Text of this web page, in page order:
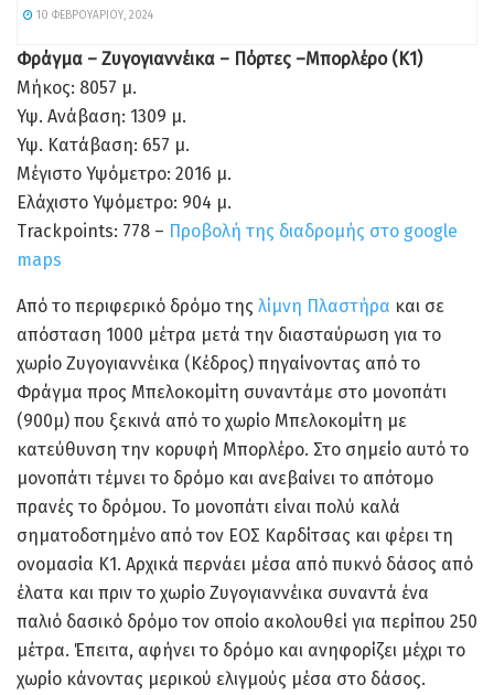
10 ΦΕΒΡΟΥΑΡΊΟΥ, 2024
Φράγμα – Ζυγογιαννέικα – Πόρτες –Μπορλέρο (Κ1)
Μήκος: 8057 μ.
Υψ. Ανάβαση: 1309 μ.
Υψ. Κατάβαση: 657 μ.
Μέγιστο Υψόμετρο: 2016 μ.
Ελάχιστο Υψόμετρο: 904 μ.
Τrackpoints: 778 – Προβολή της διαδρομής στο google
maps
Από το περιφερικό δρόμο της λίμνη Πλαστήρα και σε
απόσταση 1000 μέτρα μετά την διασταύρωση για το
χωρίο Ζυγογιαννέικα (Κέδρος) πηγαίνοντας από το
Φράγμα προς Μπελοκομίτη συναντάμε στο μονοπάτι
(900μ) που ξεκινά από το χωρίο Μπελοκομίτη με
κατεύθυνση την κορυφή Μπορλέρο. Στο σημείο αυτό το
μονοπάτι τέμνει το δρόμο και ανεβαίνει το απότομο
πρανές το δρόμου. Το μονοπάτι είναι πολύ καλά
σηματοδοτημένο από τον ΕΟΣ Καρδίτσας και φέρει τη
ονομασία Κ1. Αρχικά περνάει μέσα από πυκνό δάσος από
έλατα και πριν το χωρίο Ζυγογιαννέικα συναντά ένα
παλιό δασικό δρόμο τον οποίο ακολουθεί για περίπου 250
μέτρα. Έπειτα, αφήνει το δρόμο και ανηφορίζει μέχρι το
χωρίο κάνοντας μερικού ελιγμούς μέσα στο δάσος.